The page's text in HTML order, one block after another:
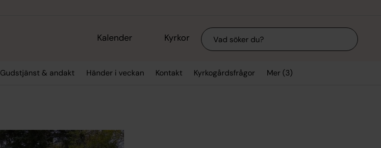
Kalender Kyrkor Sök
Gudstjänst & andakt Händer i veckan Kontakt Kyrkogårdsfrågor Mer (3)